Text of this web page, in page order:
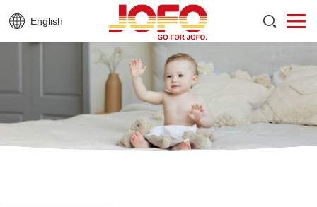
English